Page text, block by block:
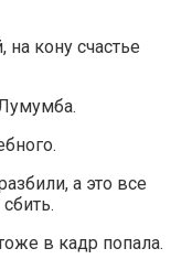
кону счастье
а это все
в кадр попала.